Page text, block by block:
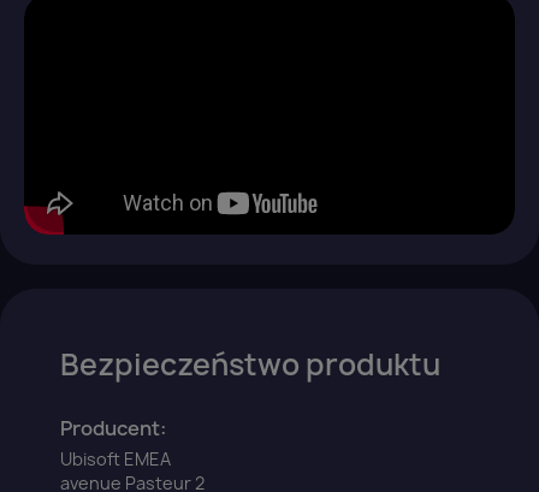
Bezpieczeństwo produktu
Producent:
Ubisoft EMEA
avenue Pasteur 2